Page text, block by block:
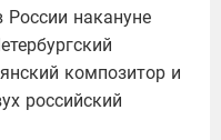
накануне
композитор и
российский